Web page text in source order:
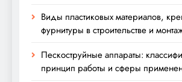
Виды пластиковых материалов,
фурнитуры в строительстве и
Пескоструйные аппараты:
принцип работы и сферы